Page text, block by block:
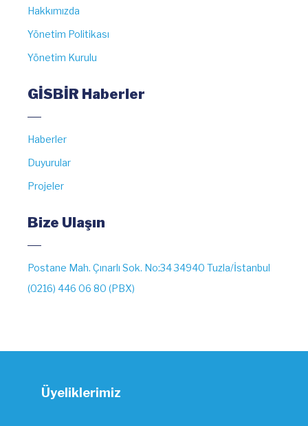
Hakkımızda
Yönetim Politikası
Yönetim Kurulu
GİSBİR Haberler
Haberler
Duyurular
Projeler
Bize Ulaşın
Postane Mah. Çınarlı Sok. No:34 34940 Tuzla/İstanbul
(0216) 446 06 80 (PBX)
Üyeliklerimiz